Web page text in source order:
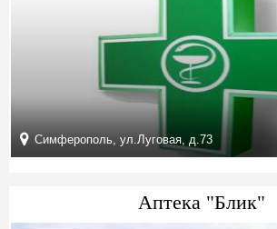
Симферополь, ул.Луговая, д.73
Аптека "Блик"